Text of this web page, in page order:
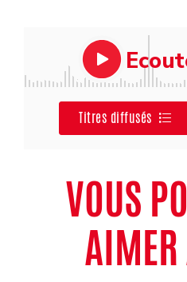
Titres diffusés
VOUS